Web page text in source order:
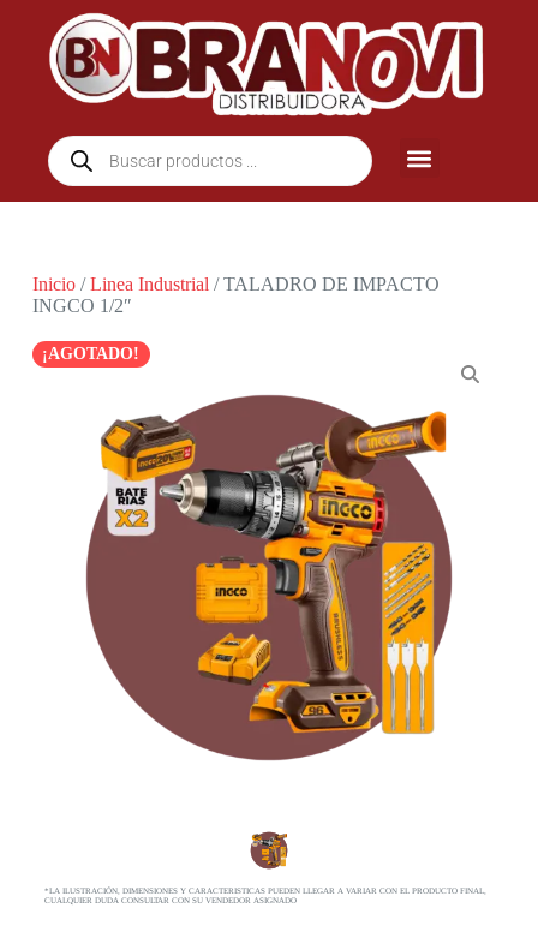
Inicio/Linea Industrial / TALADRO DE IMPACTO
INGCO 1/2″
¡AGOTADO!
*LA ILUSTRACIÓN, DIMENSIONES Y CARACTERISTICAS PUEDEN LLEGAR A VARIAR CON EL PRODUCTO FINAL,
CUALQUIER DUDA CONSULTAR CON SU VENDEDOR ASIGNADO